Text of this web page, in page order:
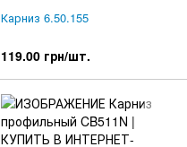
Карниз 6.50.155
119.00 грн/шт.